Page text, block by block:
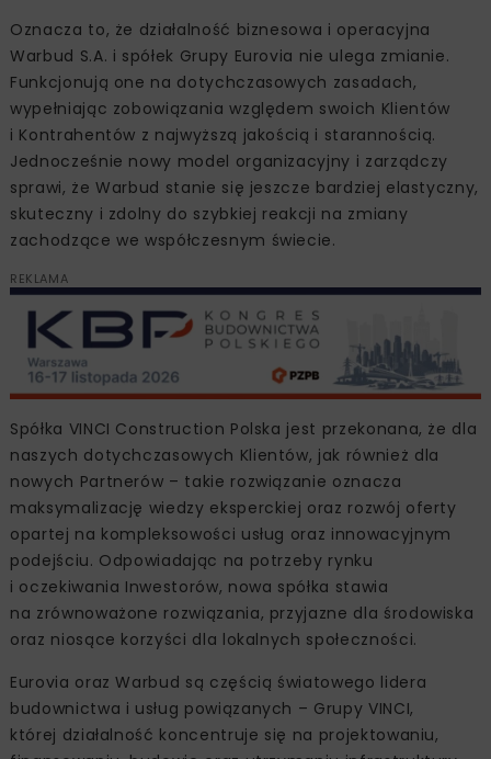
Oznacza to, że działalność biznesowa i operacyjna
Warbud S.A. i spółek Grupy Eurovia nie ulega zmianie.
Funkcjonują one na dotychczasowych zasadach,
wypełniając zobowiązania względem swoich Klientów
i Kontrahentów z najwyższą jakością i starannością.
Jednocześnie nowy model organizacyjny i zarządczy
sprawi, że Warbud stanie się jeszcze bardziej elastyczny,
skuteczny i zdolny do szybkiej reakcji na zmiany
zachodzące we współczesnym świecie.
REKLAMA
Spółka VINCI Construction Polska jest przekonana, że dla
naszych dotychczasowych Klientów, jak również dla
nowych Partnerów – takie rozwiązanie oznacza
maksymalizację wiedzy eksperckiej oraz rozwój oferty
opartej na kompleksowości usług oraz innowacyjnym
podejściu. Odpowiadając na potrzeby rynku
i oczekiwania Inwestorów, nowa spółka stawia
na zrównoważone rozwiązania, przyjazne dla środowiska
oraz niosące korzyści dla lokalnych społeczności.
Eurovia oraz Warbud są częścią światowego lidera
budownictwa i usług powiązanych – Grupy VINCI,
której działalność koncentruje się na projektowaniu,